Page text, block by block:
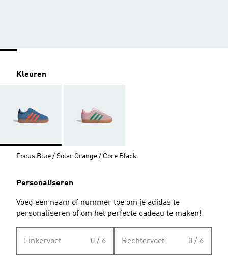
Kleuren
Focus Blue / Solar Orange / Core Black
Personaliseren
Voeg een naam of nummer toe om je adidas te
personaliseren of om het perfecte cadeau te maken!
Linkervoet 0 / 6 Rechtervoet 0 / 6